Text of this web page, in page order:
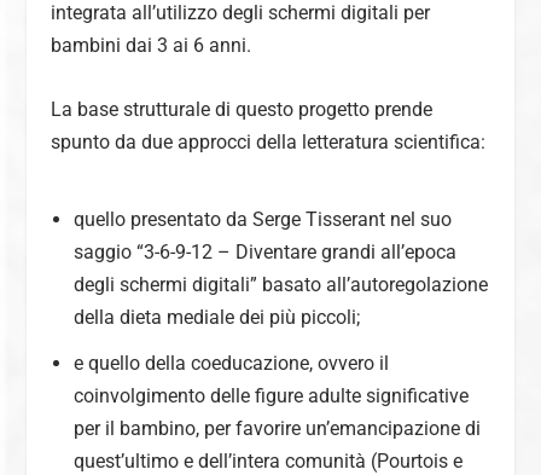
integrata all’utilizzo degli schermi digitali per
bambini dai 3 ai 6 anni.
La base strutturale di questo progetto prende
spunto da due approcci della letteratura scientifica:
quello presentato da Serge Tisserant nel suo
saggio “3-6-9-12 – Diventare grandi all’epoca
degli schermi digitali” basato all’autoregolazione
della dieta mediale dei più piccoli;
e quello della coeducazione, ovvero il
coinvolgimento delle figure adulte significative
per il bambino, per favorire un’emancipazione di
quest’ultimo e dell’intera comunità (Pourtois e